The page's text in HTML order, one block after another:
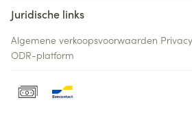
Juridische links
Algemene verkoopsvoorwaarden
ODR-platform